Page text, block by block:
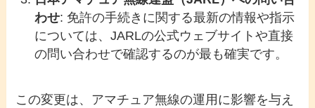
わせ: 免許の手続きに関する最新の情報や指示
については、JARLの公式ウェブサイトや直接
の問い合わせで確認するのが最も確実です。
この変更は、アマチュア無線の運用に影響を与え